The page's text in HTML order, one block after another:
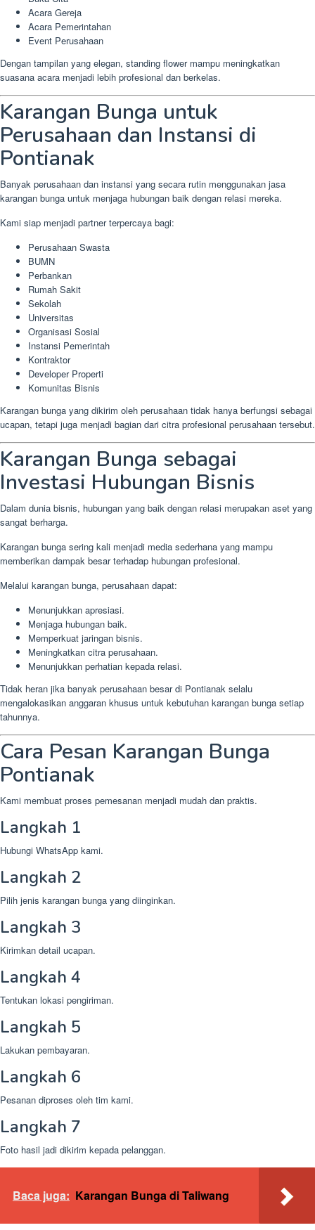
Acara Gereja
Acara Pemerintahan
Event Perusahaan
Dengan tampilan yang elegan, standing flower mampu meningkatkan
suasana acara menjadi lebih profesional dan berkelas.
Karangan Bunga untuk
Perusahaan dan Instansi di
Pontianak
Banyak perusahaan dan instansi yang secara rutin menggunakan jasa
karangan bunga untuk menjaga hubungan baik dengan relasi mereka.
Kami siap menjadi partner terpercaya bagi:
Perusahaan Swasta
BUMN
Perbankan
Rumah Sakit
Sekolah
Universitas
Organisasi Sosial
Instansi Pemerintah
Kontraktor
Developer Properti
Komunitas Bisnis
Karangan bunga yang dikirim oleh perusahaan tidak hanya berfungsi sebagai
ucapan, tetapi juga menjadi bagian dari citra profesional perusahaan tersebut.
Karangan Bunga sebagai
Investasi Hubungan Bisnis
Dalam dunia bisnis, hubungan yang baik dengan relasi merupakan aset yang
sangat berharga.
Karangan bunga sering kali menjadi media sederhana yang mampu
memberikan dampak besar terhadap hubungan profesional.
Melalui karangan bunga, perusahaan dapat:
Menunjukkan apresiasi.
Menjaga hubungan baik.
Memperkuat jaringan bisnis.
Meningkatkan citra perusahaan.
Menunjukkan perhatian kepada relasi.
Tidak heran jika banyak perusahaan besar di Pontianak selalu
mengalokasikan anggaran khusus untuk kebutuhan karangan bunga setiap
tahunnya.
Cara Pesan Karangan Bunga
Pontianak
Kami membuat proses pemesanan menjadi mudah dan praktis.
Langkah 1
Hubungi WhatsApp kami.
Langkah 2
Pilih jenis karangan bunga yang diinginkan.
Langkah 3
Kirimkan detail ucapan.
Langkah 4
Tentukan lokasi pengiriman.
Langkah 5
Lakukan pembayaran.
Langkah 6
Pesanan diproses oleh tim kami.
Langkah 7
Foto hasil jadi dikirim kepada pelanggan.
Baca juga: Karangan Bunga di Taliwang